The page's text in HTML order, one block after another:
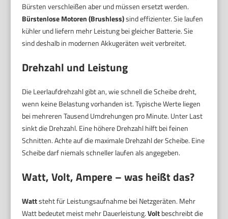
Bürsten verschleißen aber und müssen ersetzt werden.
Bürstenlose Motoren (Brushless)sind effizienter. Sie laufen
kühler und liefern mehr Leistung bei gleicher Batterie. Sie
sind deshalb in modernen Akkugeräten weit verbreitet.
Drehzahl und Leistung
Die Leerlaufdrehzahl gibt an, wie schnell die Scheibe dreht,
wenn keine Belastung vorhanden ist. Typische Werte liegen
bei mehreren Tausend Umdrehungen pro Minute. Unter Last
sinkt die Drehzahl. Eine höhere Drehzahl hilft bei feinen
Schnitten. Achte auf die maximale Drehzahl der Scheibe. Eine
Scheibe darf niemals schneller laufen als angegeben.
Watt, Volt, Ampere – was heißt das?
Wattsteht für Leistungsaufnahme bei Netzgeräten. Mehr
Watt bedeutet meist mehr Dauerleistung.Voltbeschreibt die